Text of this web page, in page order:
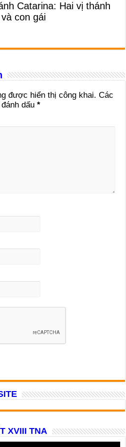
Catarina: Hai vị thánh
con gái
được hiển thị công khai. Các
dấu*
XVIII TNA